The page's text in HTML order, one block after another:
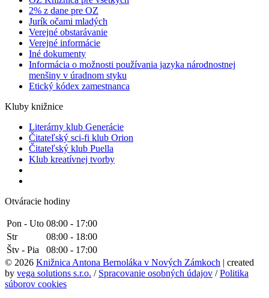
2% z dane pre OZ
Jurík očami mladých
Verejné obstarávanie
Verejné informácie
Iné dokumenty
Informácia o možnosti používania jazyka národnostnej
menšiny v úradnom styku
Etický kódex zamestnanca
Kluby knižnice
Literárny klub Generácie
Čitateľský sci-fi klub Orion
Čitateľský klub Puella
Klub kreatívnej tvorby
Otváracie hodiny
Pon - Uto 08:00 - 17:00
Str
08:00 - 18:00
Štv - Pia
08:00 - 17:00
© 2026 Knižnica Antona Bernoláka v Nových Zámkoch | created
by vega solutions s.r.o. / Spracovanie osobných údajov /Politika
súborov cookies